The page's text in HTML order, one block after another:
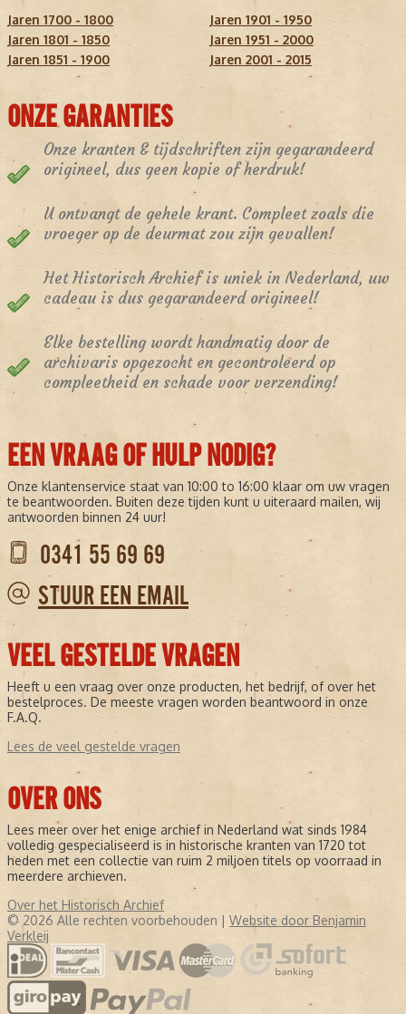
Jaren 1700 - 1800
Jaren 1801 - 1850
Jaren 1851 - 1900
Jaren 1901 - 1950
Jaren 1951 - 2000
Jaren 2001 - 2015
ONZE GARANTIES
Onze kranten & tijdschriften zijn gegarandeerd
origineel, dus geen kopie of herdruk!
U ontvangt de gehele krant. Compleet zoals die
vroeger op de deurmat zou zijn gevallen!
Het Historisch Archief is uniek in Nederland, uw
cadeau is dus gegarandeerd origineel!
Elke bestelling wordt handmatig door de
archivaris opgezocht en gecontroleerd op
compleetheid en schade voor verzending!
EEN VRAAG OF HULP NODIG?
Onze klantenservice staat van 10:00 to 16:00 klaar om uw vragen
te beantwoorden. Buiten deze tijden kunt u uiteraard mailen, wij
antwoorden binnen 24 uur!
0341 55 69 69
STUUR EEN EMAIL
VEEL GESTELDE VRAGEN
Heeft u een vraag over onze producten, het bedrijf, of over het
bestelproces. De meeste vragen worden beantwoord in onze
F.A.Q.
Lees de veel gestelde vragen
OVER ONS
Lees meer over het enige archief in Nederland wat sinds 1984
volledig gespecialiseerd is in historische kranten van 1720 tot
heden met een collectie van ruim 2 miljoen titels op voorraad in
meerdere archieven.
Over het Historisch Archief
© 2026 Alle rechten voorbehouden | Website door Benjamin
Verkleij